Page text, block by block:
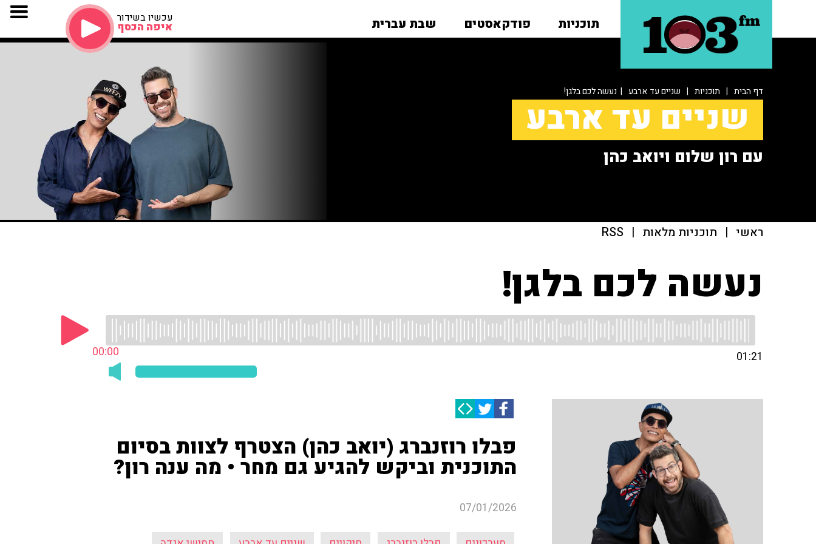
תוכניות פודקאסטים שבת עברית עכשיו בשידור
איפה הכסף
דף הבית | תוכניות | שניים עד ארבע | נעשה לכם בלגן!
שניים עד ארבע
עם רון שלום ויואב כהן
ראשי | תוכניות מלאות |
RSS
נעשה לכם בלגן!
00:00 01:21
פבלו רוזנברג (יואב כהן) הצטרף לצוות בסיום
התוכנית וביקש להגיע גם מחר • מה ענה רון?
07/01/2026